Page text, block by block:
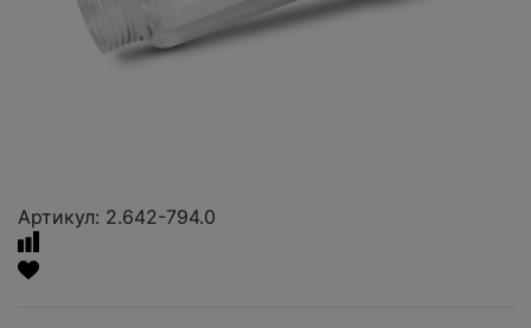
Артикул: 2.642-794.0